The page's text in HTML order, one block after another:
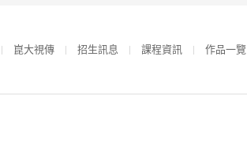
崑大視傳 招生訊息 課程資訊 作品一覽